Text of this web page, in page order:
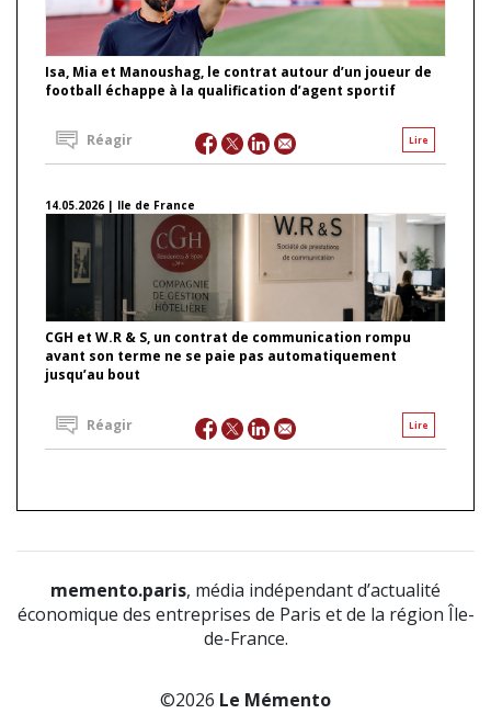
Isa, Mia et Manoushag, le contrat autour d’un joueur de
football échappe à la qualification d’agent sportif
Lire
Réagir
14.05.2026 | Ile de France
CGH et W.R & S, un contrat de communication rompu
avant son terme ne se paie pas automatiquement
jusqu’au bout
Lire
Réagir
memento.paris, média indépendant d’actualité
économique des entreprises de Paris et de la région Île-
de-France.
©2026 Le Mémento